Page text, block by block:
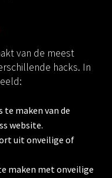
van de meest
hacks. In
te maken van de
website.
uit onveilige of
maken met onveilige